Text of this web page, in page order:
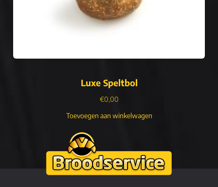
Luxe Speltbol
€0,00
Toevoegen aan winkelwagen